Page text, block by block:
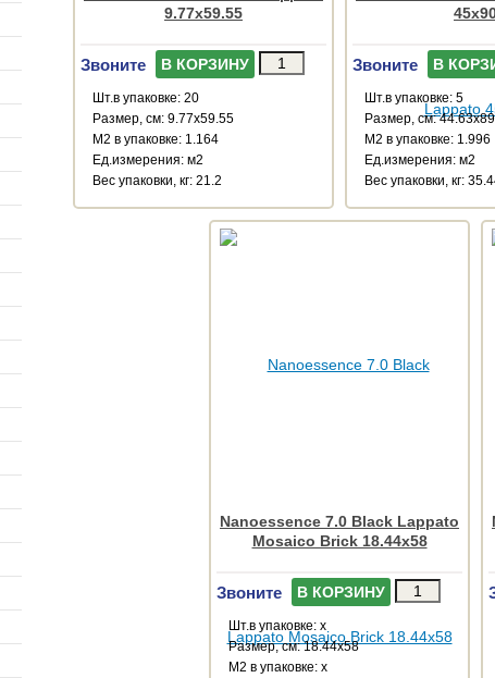
9.77x59.55
Звоните В КОРЗИНУ
Шт.в упаковке: 20
Размер, см: 9.77x59.55
М2 в упаковке: 1.164
Ед.измерения: м2
Веc упаковки, кг: 21.2
Звоните В
Шт.в упаковке: 5
Размер, см:
М2 в упаковке: 1.996
Ед.измерения: м2
Веc упаковки, кг:
Nanoessence 7.0 Black Lappato
Mosaico Brick 18.44x58
Звоните В КОРЗИНУ
Шт.в упаковке: x
Размер, см: 18.44x58
М2 в упаковке: x